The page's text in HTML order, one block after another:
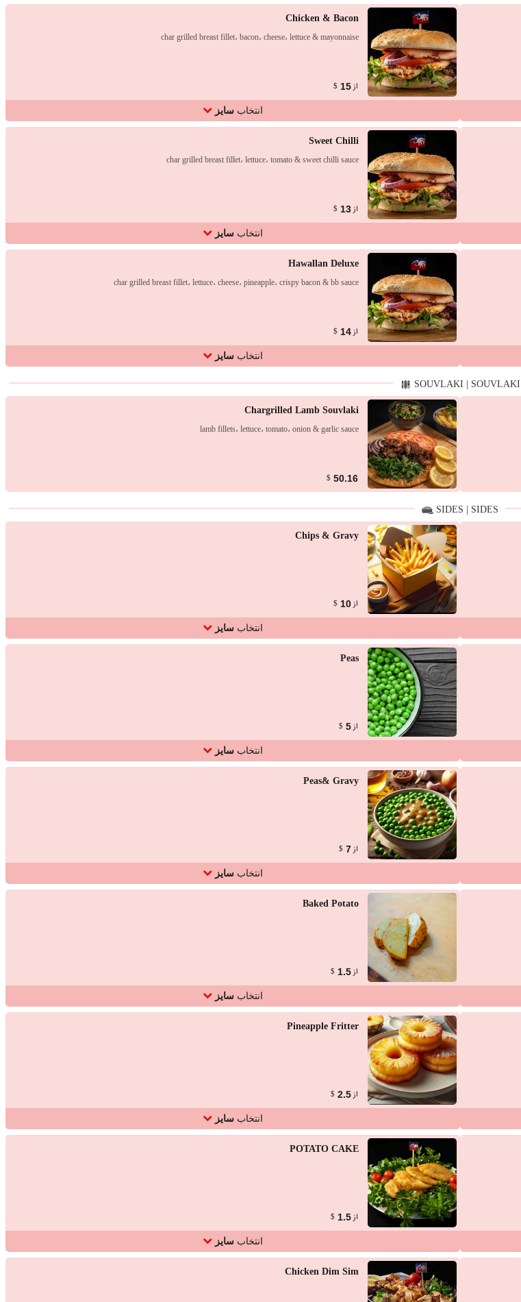
Chicken & Bacon
char grilled breast fillet، bacon، cheese، lettuce & mayonnaise
از15
$
انتخاب سایز
Sweet Chilli
char grilled breast fillet، lettuce، tomato & sweet chilli sauce
از13
$
انتخاب سایز
Hawallan Deluxe
char grilled breast fillet، lettuce، cheese، pineapple، crispy bacon & bb sauce
از14
$
انتخاب سایز
SOUVLAKI | SOUVLAKI
Chargrilled Lamb Souvlaki
lamb fillets، lettuce، tomato، onion & garlic sauce
50.16
$
SIDES | SIDES
Chips & Gravy
از10
$
انتخاب سایز
Peas
از5
$
انتخاب سایز
Peas& Gravy
از7
$
انتخاب سایز
Baked Potato
از1.5
$
انتخاب سایز
Pineapple Fritter
از2.5
$
انتخاب سایز
POTATO CAKE
از1.5
$
انتخاب سایز
Chicken Dim Sim